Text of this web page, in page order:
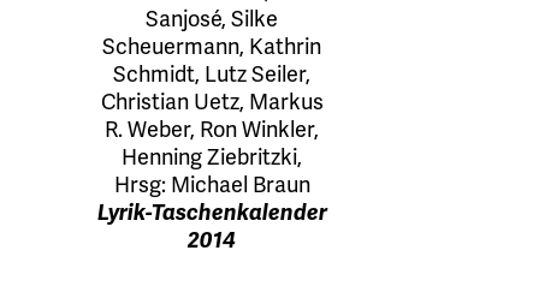
Sanjosé, Silke
Scheuermann, Kathrin
Schmidt, Lutz Seiler,
Christian Uetz, Markus
R. Weber, Ron Winkler,
Henning Ziebritzki,
Hrsg: Michael Braun
Lyrik-Taschenkalender
2014